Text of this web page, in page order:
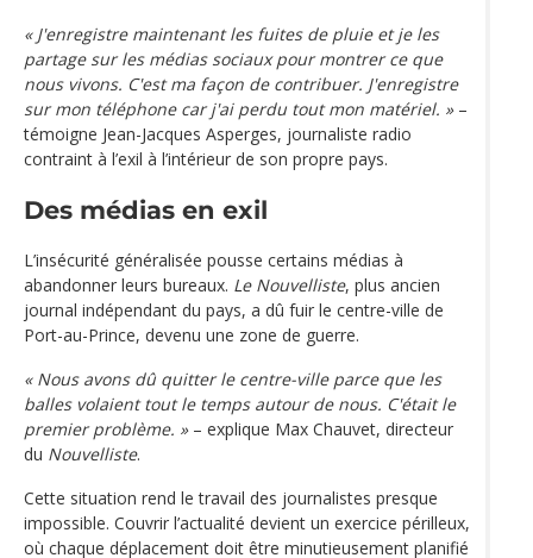
« J'enregistre maintenant les fuites de pluie et je les
partage sur les médias sociaux pour montrer ce que
nous vivons. C'est ma façon de contribuer. J'enregistre
sur mon téléphone car j'ai perdu tout mon matériel. »–
témoigne Jean-Jacques Asperges, journaliste radio
contraint à l’exil à l’intérieur de son propre pays.
Des médias en exil
L’insécurité généralisée pousse certains médias à
abandonner leurs bureaux. Le Nouvelliste, plus ancien
journal indépendant du pays, a dû fuir le centre-ville de
Port-au-Prince, devenu une zone de guerre.
« Nous avons dû quitter le centre-ville parce que les
balles volaient tout le temps autour de nous. C'était le
premier problème. »– explique Max Chauvet, directeur
du Nouvelliste.
Cette situation rend le travail des journalistes presque
impossible. Couvrir l’actualité devient un exercice périlleux,
où chaque déplacement doit être minutieusement planifié